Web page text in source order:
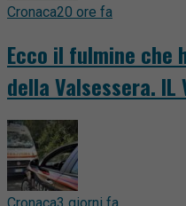
Cronaca20 ore fa
Ecco il fulmine che
della Valsessera. IL
Cronaca3 giorni fa